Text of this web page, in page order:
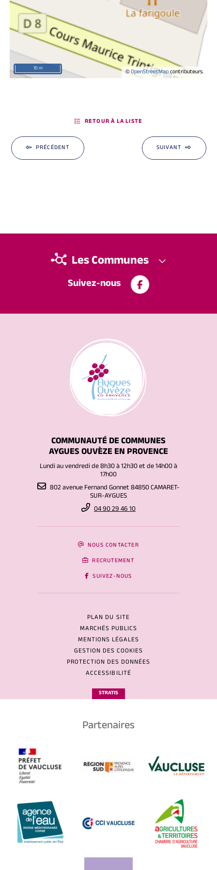
©OpenStreetMapcontributeurs.
10 m
PRÉCÉDENT
RETOUR À LA LISTE
SUIVANT
Suivez-nous
Les Communes
COMMUNAUTÉ DE COMMUNES
AYGUES OUVÈZE EN PROVENCE
Lundi au vendredi de 8h30 à 12h30 et de 14h00 à
17h00
802 avenue Fernand Gonnet 84850 CAMARET-
SUR-AYGUES
04 90 29 46 10
NOUS CONTACTER
RECRUTEMENT
SUIVEZ-NOUS
PLAN DU SITE
MARCHÉS PUBLICS
MENTIONS LÉGALES
GESTION DES COOKIES
PROTECTION DES DONNÉES
ACCESSIBILITÉ
STRATIS
Partenaires